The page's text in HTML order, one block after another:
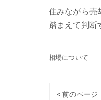
住みながら売
踏まえて判断
相場について
< 前のページ